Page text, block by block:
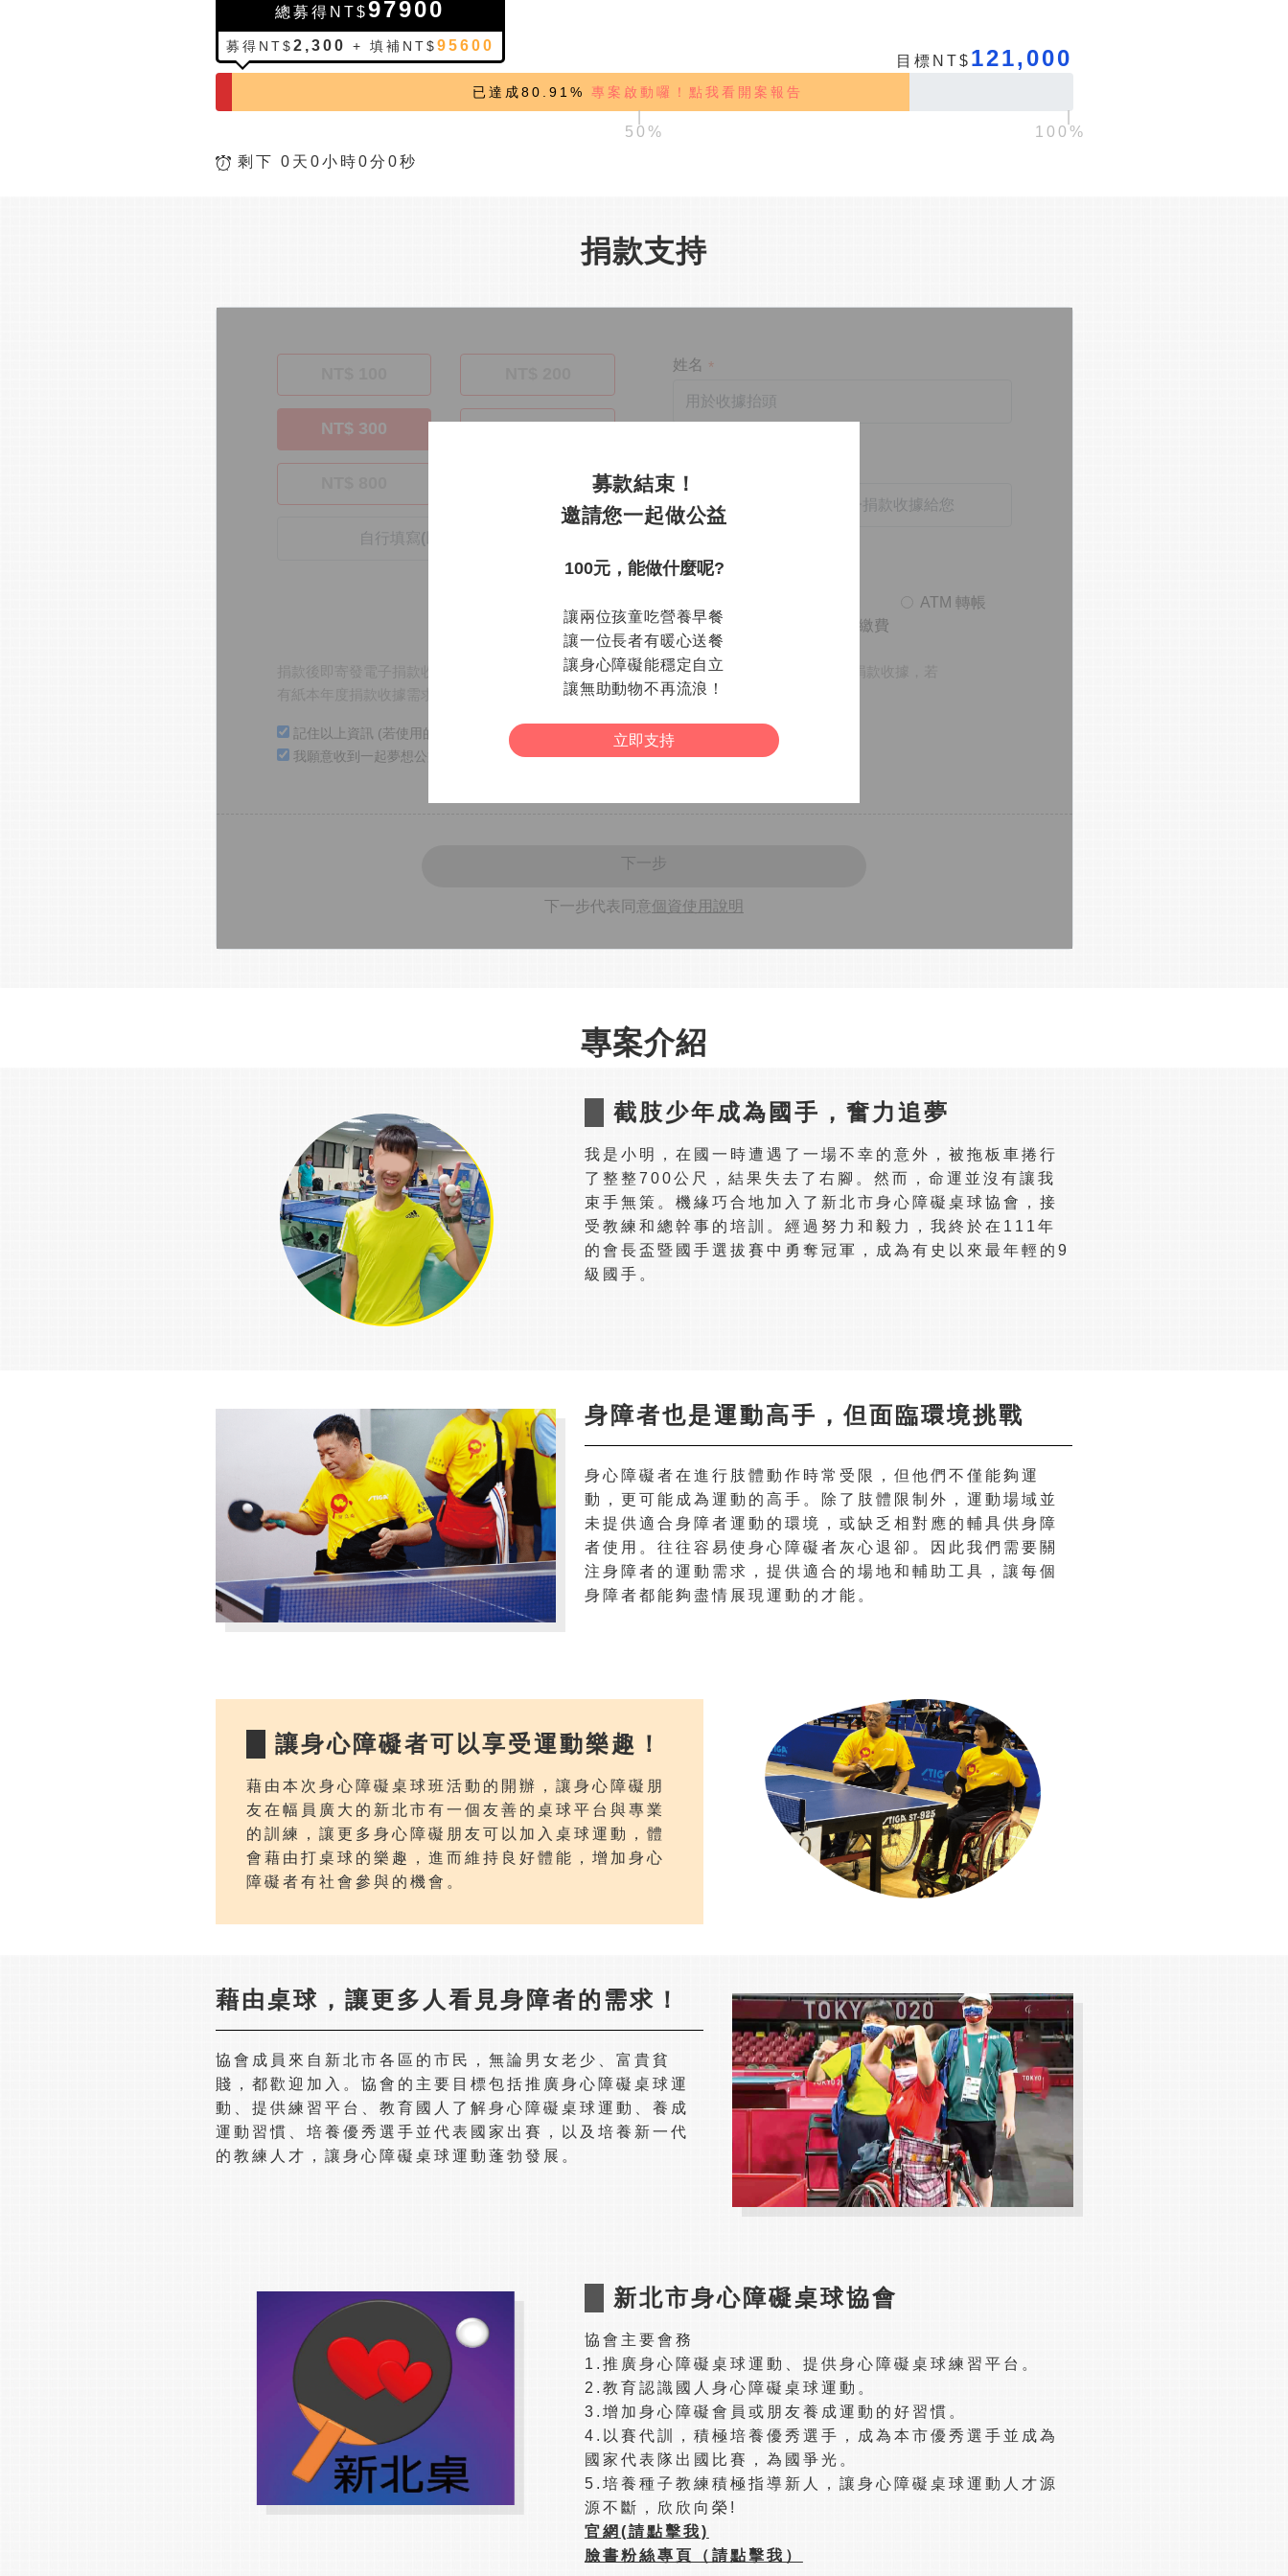
總募得NT$97900
募得NT$2,300 + 填補NT$95600
目標NT$ 121,000
已達成80.91% 專案啟動囉！點我看開案報告
|
剩下 0天0小時0分0秒
捐款支持
募款結束！
邀請您一起做公益
100元，能做什麼呢?
讓兩位孩童吃營養早餐
讓一位長者有暖心送餐
讓身心障礙能穩定自立
讓無助動物不再流浪！
立即支持
NT$ 300 NT$ 500
姓名
捐款支持
ATM 轉帳
LINE Pay
超商條碼繳費
捐款後即寄發電子捐款收據至您的電子信箱，並於隔年四月前，以 Email 形式寄發電子年度捐款收據，若
有紙本年度捐款收據需求，歡迎與我們聯繫
service@510.org.tw。
記住以上資訊 (若使用的是公用電腦，請勿勾選。)
我願意收到一起夢想公益訊息。
下一步
下一步代表同意個資使用說明
專案介紹
截肢少年成為國手，奮力追夢
我是小明，在國一時遭遇了一場不幸的意外，被拖板車捲行
了整整700公尺，結果失去了右腳。然而，命運並沒有讓我
束手無策。機緣巧合地加入了新北市身心障礙桌球協會，接
受教練和總幹事的培訓。經過努力和毅力，我終於在111年
的會長盃暨國手選拔賽中勇奪冠軍，成為有史以來最年輕的9
級國手。
身障者也是運動高手，但面臨環境挑戰
身心障礙者在進行肢體動作時常受限，但他們不僅能夠運
動，更可能成為運動的高手。除了肢體限制外，運動場域並
未提供適合身障者運動的環境，或缺乏相對應的輔具供身障
者使用。往往容易使身心障礙者灰心退卻。因此我們需要關
注身障者的運動需求，提供適合的場地和輔助工具，讓每個
身障者都能夠盡情展現運動的才能。
讓身心障礙者可以享受運動樂趣！
藉由本次身心障礙桌球班活動的開辦，讓身心障礙朋
友在幅員廣大的新北市有一個友善的桌球平台與專業
的訓練，讓更多身心障礙朋友可以加入桌球運動，體
會藉由打桌球的樂趣，進而維持良好體能，增加身心
障礙者有社會參與的機會。
藉由桌球，讓更多人看見身障者的需求！
協會成員來自新北市各區的市民，無論男女老少、富貴貧
賤，都歡迎加入。協會的主要目標包括推廣身心障礙桌球運
動、提供練習平台、教育國人了解身心障礙桌球運動、養成
運動習慣、培養優秀選手並代表國家出賽，以及培養新一代
的教練人才，讓身心障礙桌球運動蓬勃發展。
新北市身心障礙桌球協會
協會主要會務
1.推廣身心障礙桌球運動、提供身心障礙桌球練習平台。
2.教育認識國人身心障礙桌球運動。
3.增加身心障礙會員或朋友養成運動的好習慣。
4.以賽代訓，積極培養優秀選手，成為本市優秀選手並成為
國家代表隊出國比賽，為國爭光。
5.培養種子教練積極指導新人，讓身心障礙桌球運動人才源
源不斷，欣欣向榮!
官網(請點擊我)
臉書粉絲專頁（請點擊我）